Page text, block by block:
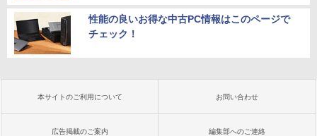
性能の良いお得な中古PC情報はこのページで
チェック！
本サイトのご利用について お問い合わせ
広告掲載のご案内 編集部へのご連絡